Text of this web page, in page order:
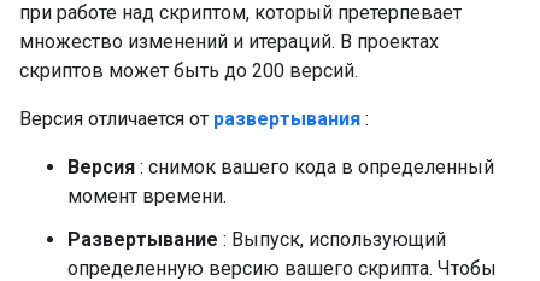
при работе над скриптом, который претерпевает
множество изменений и итераций. В проектах
скриптов может быть до 200 версий.
Версия отличается от развертывания :
Версия : снимок вашего кода в определенный
момент времени.
Развертывание : Выпуск, использующий
определенную версию вашего скрипта. Чтобы